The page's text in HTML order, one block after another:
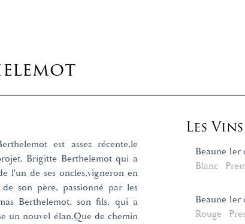
est assez récente,le
Brigitte Berthelemot qui a
l'un de ses oncles,vigneron en
son père, passionné par les
Berthelemot, son fils, qui a
un nouvel élan.Que de chemin
Les
Beaune
Blanc
Beaune
Rouge